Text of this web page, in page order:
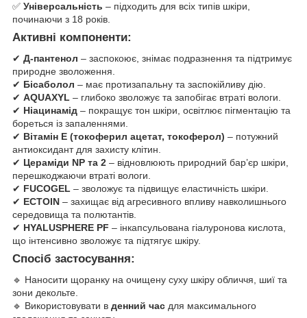
✅ Універсальність – підходить для всіх типів шкіри,
починаючи з 18 років.
Активні компоненти:
✔ Д-пантенол – заспокоює, знімає подразнення та підтримує
природне зволоження.
✔ Бісаболол – має протизапальну та заспокійливу дію.
✔ AQUAXYL – глибоко зволожує та запобігає втраті вологи.
✔ Ніацинамід – покращує тон шкіри, освітлює пігментацію та
бореться із запаленнями.
✔ Вітамін Е (токоферил ацетат, токоферол) – потужний
антиоксидант для захисту клітин.
✔ Цераміди NP та 2 – відновлюють природний бар’єр шкіри,
перешкоджаючи втраті вологи.
✔ FUCOGEL – зволожує та підвищує еластичність шкіри.
✔ ECTOIN – захищає від агресивного впливу навколишнього
середовища та полютантів.
✔ HYALUSPHERE PF – інкапсульована гіалуронова кислота,
що інтенсивно зволожує та підтягує шкіру.
Спосіб застосування:
🔹 Наносити щоранку на очищену суху шкіру обличчя, шиї та
зони декольте.
🔹 Використовувати в денний час для максимального